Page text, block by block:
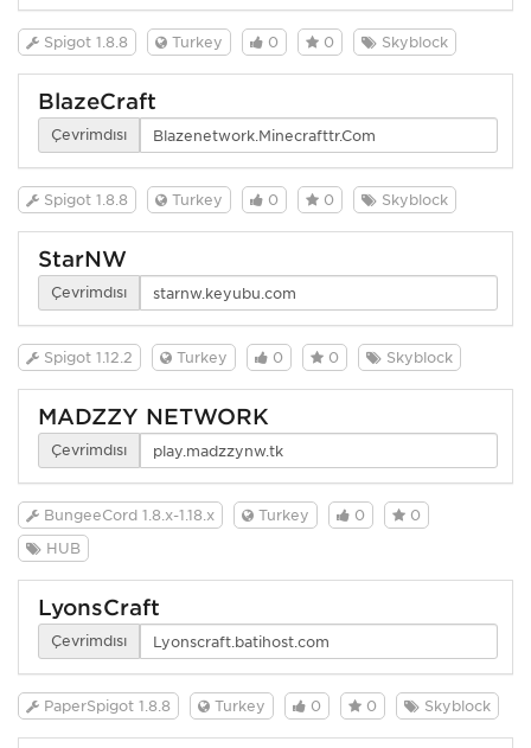
Spigot 1.8.8 Turkey 0 0 Skyblock
BlazeCraft
Çevrimdışı
Spigot 1.8.8 Turkey 0 0 Skyblock
StarNW
Çevrimdışı
Spigot 1.12.2 Turkey 0 0 Skyblock
MADZZY NETWORK
Çevrimdışı
BungeeCord 1.8.x-1.18.x Turkey 0
0
HUB
LyonsCraft
Çevrimdışı
PaperSpigot 1.8.8 Turkey 0 0 Skyblock